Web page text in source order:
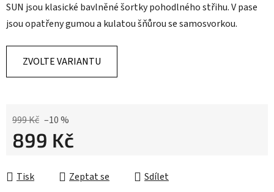
SUN jsou klasické bavlněné šortky pohodlného střihu. V pase
jsou opatřeny gumou a kulatou šňůrou se samosvorkou.
ZVOLTE VARIANTU
999 Kč –10 %
899 Kč
Tisk
Zeptat se Sdílet